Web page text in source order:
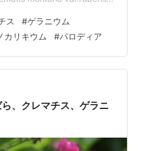
えば、オリオン
いた… E-P7 + ZUIKO
青、紫系の花色がきれいに
ス #ゲラニウム
カリキウム #パロディア
、クレマチス、ゲラニ